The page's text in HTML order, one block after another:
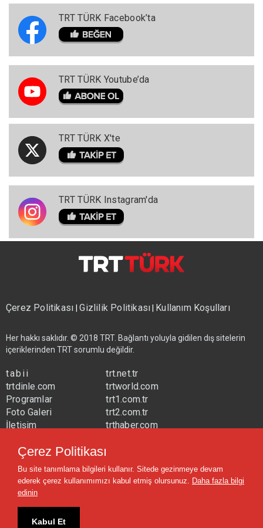
TRT TÜRK Facebook’ta
TRT TÜRK Youtube’da
TRT TÜRK X'te
TRT TÜRK Instagram'da
Çerez Politikası|Gizlilik Politikası| Kullanım Koşulları
Her hakkı saklıdır. © 2018 TRT. Bağlantı yoluyla gidilen dış sitelerin
içeriklerinden TRT sorumlu değildir.
tabii
trtdinle.com
Programlar
Foto Galeri
İletişim
trt.net.tr
trtworld.com
trt1.com.tr
trt2.com.tr
trthaber.com
trtavaz.com.tr
trtmuzik.net.tr
trtcocuk.net.tr
Çerez Politikası
Bu site tanımlama bilgileri kullanır. Sitede gezinmeye devam
ederek çerez kullanımımızı kabul etmiş olursunuz. Daha fazla bilgi
edinin
Kabul Et